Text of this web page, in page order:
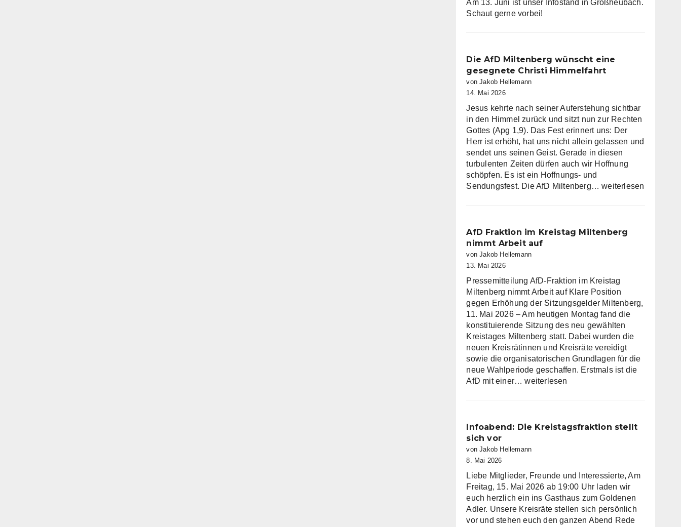
Am 13. Juni ist unser Infostand in Großheubach.
Schaut gerne vorbei!
Die AfD Miltenberg wünscht eine
gesegnete Christi Himmelfahrt
von Jakob Hellemann
14. Mai 2026
Jesus kehrte nach seiner Auferstehung sichtbar
in den Himmel zurück und sitzt nun zur Rechten
Gottes (Apg 1,9). Das Fest erinnert uns: Der
Herr ist erhöht, hat uns nicht allein gelassen und
sendet uns seinen Geist. Gerade in diesen
turbulenten Zeiten dürfen auch wir Hoffnung
schöpfen. Es ist ein Hoffnungs- und
Sendungsfest. Die AfD Miltenberg…Die
eine
weiterlesen
AfD Fraktion im Kreistag Miltenberg
nimmt Arbeit auf
von Jakob Hellemann
13. Mai 2026
Pressemitteilung AfD-Fraktion im Kreistag
Miltenberg nimmt Arbeit auf Klare Position
gegen Erhöhung der Sitzungsgelder Miltenberg,
11. Mai 2026 – Am heutigen Montag fand die
konstituierende Sitzung des neu gewählten
Kreistages Miltenberg statt. Dabei wurden die
neuen Kreisrätinnen und Kreisräte vereidigt
sowie die organisatorischen Grundlagen für die
neue Wahlperiode geschaffen. Erstmals ist die
AfD mit einer…AfD
Miltenberg
Arbeit
weiterlesen
Infoabend: Die Kreistagsfraktion stellt
sich vor
von Jakob Hellemann
8. Mai 2026
Liebe Mitglieder, Freunde und Interessierte, Am
Freitag, 15. Mai 2026 ab 19:00 Uhr laden wir
euch herzlich ein ins Gasthaus zum Goldenen
Adler. Unsere Kreisräte stellen sich persönlich
vor und stehen euch den ganzen Abend Rede